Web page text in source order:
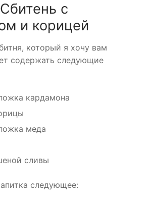
с
и корицей
который я хочу вам
содержать следующие
кардамона
меда
сливы
следующее: